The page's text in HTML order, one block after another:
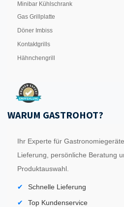
Minibar Kühlschrank
Gas Grillplatte
Döner Imbiss
Kontaktgrills
Hähnchengrill
WARUM GASTROHOT?
Ihr Experte für
Lieferung, persönliche Beratung
Produktauswahl.
Schnelle Lieferung
Top Kundenservice